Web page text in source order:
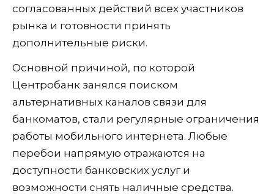
согласованных действий всех участников
рынка и готовности принять
дополнительные риски.
Основной причиной, по которой
Центробанк занялся поиском
альтернативных каналов связи для
банкоматов, стали регулярные ограничения
работы мобильного интернета. Любые
перебои напрямую отражаются на
доступности банковских услуг и
возможности снять наличные средства.